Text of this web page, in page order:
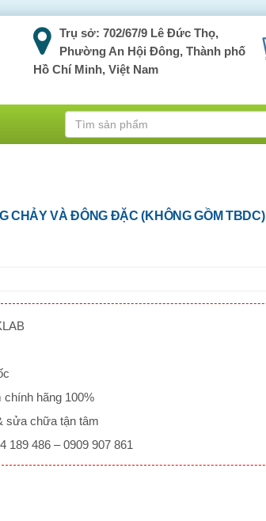
Trụ sở: 702/67/9 Lê Đức Thọ,
Phường An Hội Đông, Thành phố
Hồ Chí Minh, Việt Nam
CHẢY VÀ ĐÔNG ĐẶC (KHÔNG GỒM TBDC)
hãng 100%
sửa chữa tận tâm
189 486 – 0909 907 861